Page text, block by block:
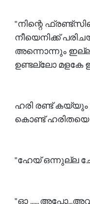
"നിന്റെ
നീയെനിക്ക്
അന്നൊന്നും
ഉണ്ടല്ലോ മളകേ
ഹരി രണ്ട്
കൊണ്ട്
"ഹേയ് ഒന്നുല്ല